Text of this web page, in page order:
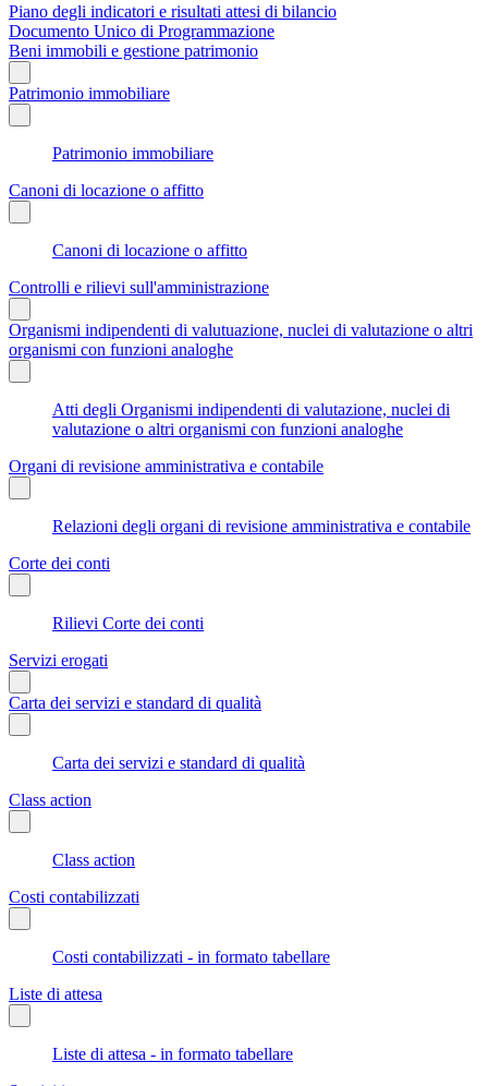
Piano degli indicatori e risultati attesi di bilancio
Documento Unico di Programmazione
Beni immobili e gestione patrimonio
Patrimonio immobiliare
Patrimonio immobiliare
Canoni di locazione o affitto
Canoni di locazione o affitto
Controlli e rilievi sull'amministrazione
Organismi indipendenti di valutuazione, nuclei di valutazione o altri
organismi con funzioni analoghe
Atti degli Organismi indipendenti di valutazione, nuclei di
valutazione o altri organismi con funzioni analoghe
Organi di revisione amministrativa e contabile
Relazioni degli organi di revisione amministrativa e contabile
Corte dei conti
Rilievi Corte dei conti
Servizi erogati
Carta dei servizi e standard di qualità
Carta dei servizi e standard di qualità
Class action
Class action
Costi contabilizzati
Costi contabilizzati - in formato tabellare
Liste di attesa
Liste di attesa - in formato tabellare